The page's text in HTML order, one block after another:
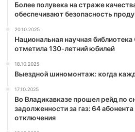
Более полувека на страже
обеспечивают безопасность
20.10.2025
Национальная научная
отметила 130-летний юбилей
18.10.2025
Выездной шиномонтаж: когда
17.10.2025
Во Владикавказе прошел рейд по
задолженности за газ: 64
отключения